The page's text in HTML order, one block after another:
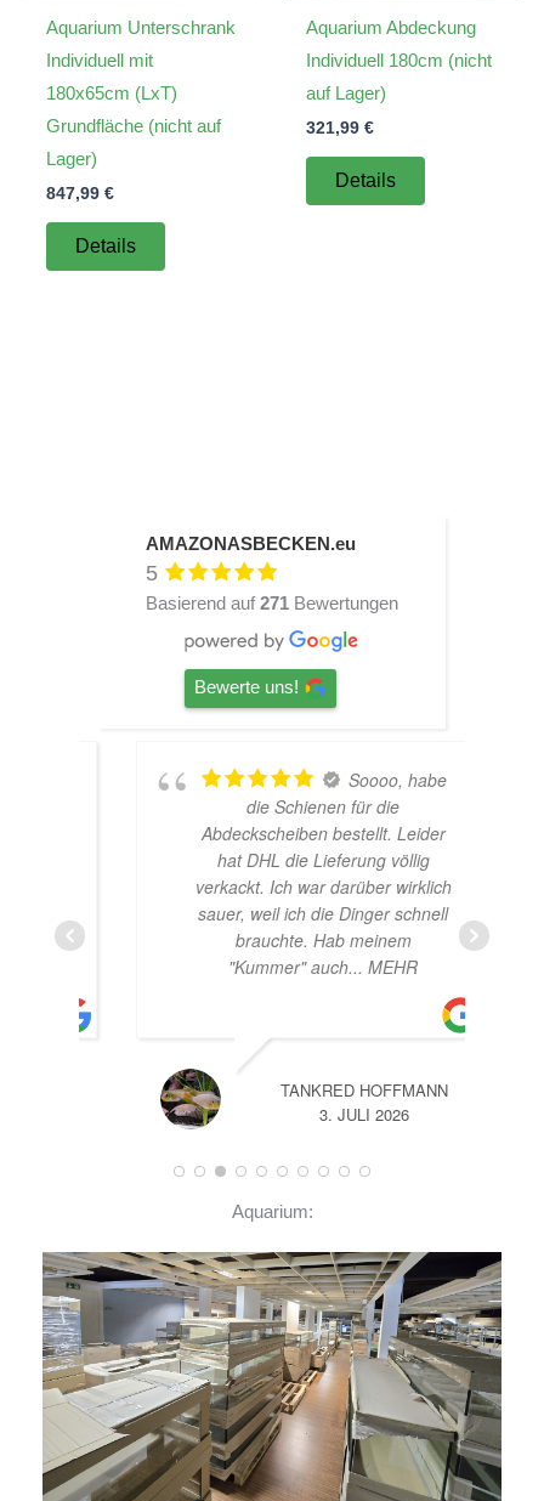
Aquarium Unterschrank
Individuell mit
180x65cm (LxT)
Grundfläche (nicht auf
Lager)
847,99 €
Details
Aquarium Abdeckung
Individuell 180cm (nicht
auf Lager)
321,99 €
Details
AMAZONASBECKEN.eu
5
Basierend auf 271 Bewertungen
Bewerte uns!
Soooo, habe
die Schienen für die
Abdeckscheiben bestellt. Leider
hat DHL die Lieferung völlig
verkackt. Ich war darüber wirklich
sauer, weil ich die Dinger schnell
brauchte. Hab meinem
"Kummer" auch... MEHR
TANKRED HOFFMANN
3. JULI 2026
Aquarium: